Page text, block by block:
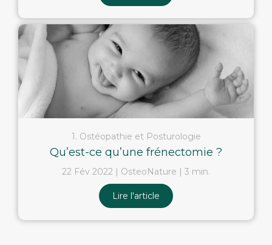
1. Ostéopathie et Posturologie
Qu’est-ce qu’une frénectomie ?
22 Fév 2022 OsteoNature 3 min.
Lire l'article